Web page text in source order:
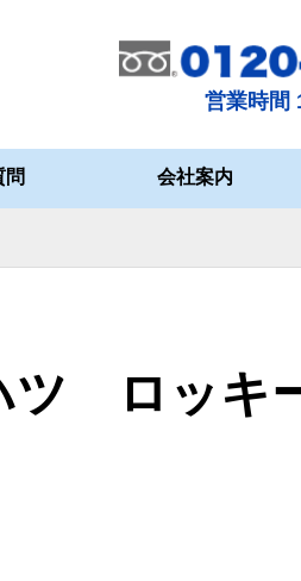
営業時間
問 会社案内
ツ ロッキ